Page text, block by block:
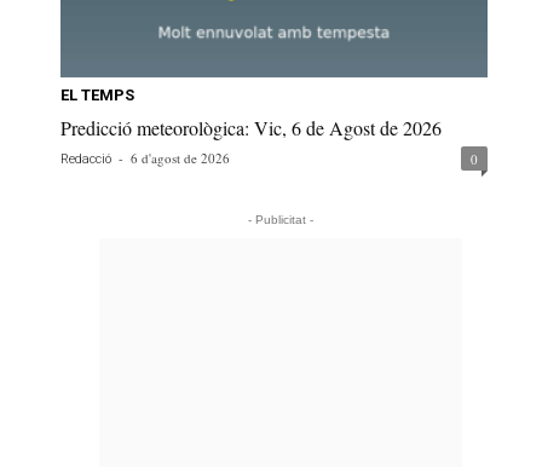
EL TEMPS
Predicció meteorològica: Vic, 6 de Agost de 2026
Redacció - 6 d'agost de 2026 0
- Publicitat -